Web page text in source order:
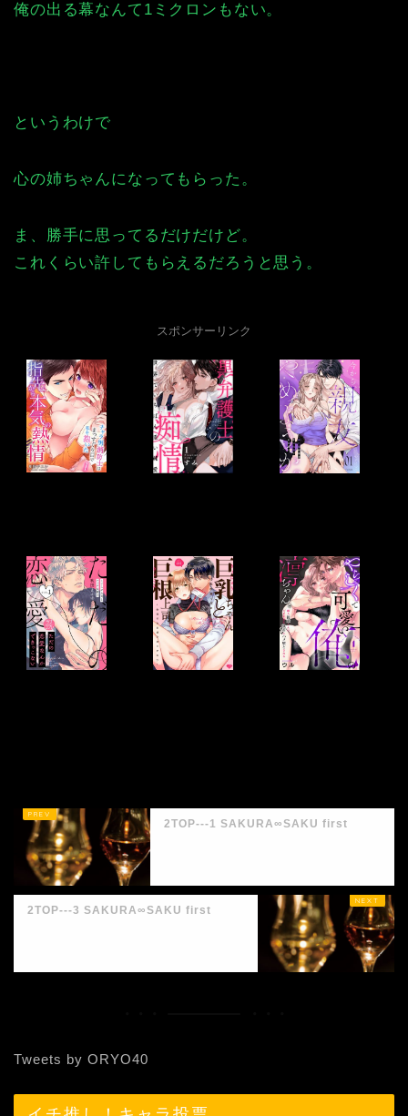
俺の出る幕なんて1ミクロンもない。
というわけで
心の姉ちゃんになってもらった。
ま、勝手に思ってるだけだけど。
これくらい許してもらえるだろうと思う。
スポンサーリンク
2TOP---1 SAKURA∞SAKU first
2TOP---3 SAKURA∞SAKU first
Tweets by ORYO40